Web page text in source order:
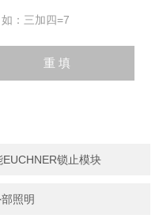
：三加四=7
锁止模块
照明